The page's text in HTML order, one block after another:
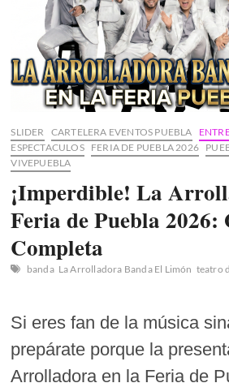
SLIDER CARTELERA EVENTOS PUEBLA
ESPECTACULOS
FERIA DE PUEBLA 2026
VIVEPUEBLA
¡Imperdible! La
Feria de Puebla 2026:
Completa
banda La Arrolladora Banda El Limón teatro
Si eres fan de la música
prepárate porque la
Arrolladora en la Feria de